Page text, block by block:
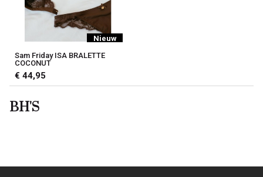
Nieuw
Sam Friday ISA BRALETTE
COCONUT
€ 44,95
BH'S